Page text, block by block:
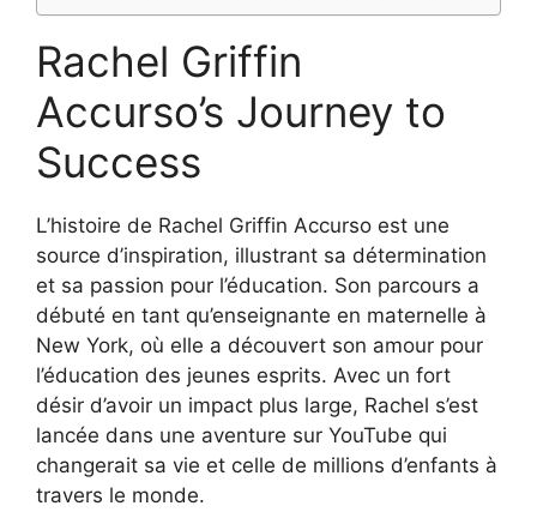
Rachel Griffin
Accurso’s Journey to
Success
L’histoire de Rachel Griffin Accurso est une
source d’inspiration, illustrant sa détermination
et sa passion pour l’éducation. Son parcours a
débuté en tant qu’enseignante en maternelle à
New York, où elle a découvert son amour pour
l’éducation des jeunes esprits. Avec un fort
désir d’avoir un impact plus large, Rachel s’est
lancée dans une aventure sur YouTube qui
changerait sa vie et celle de millions d’enfants à
travers le monde.